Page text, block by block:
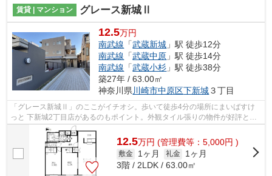
賃貸 | マンション グレース新城Ⅱ
12.5万円
南武線 「武蔵新城 」駅 徒歩12分
南武線 「武蔵中原 」駅 徒歩14分
南武線 「武蔵小杉 」駅 徒歩38分
築27年 / 63.00㎡
神奈川県 川崎市中原区下新城３丁目
「グレース新城Ⅱ」のここがイチオシ。歩いて徒歩4分の場所にまいばすけ
っと 下新城2丁目店があるのもポイント。外観タイル張りの物件が好評とな
っています。ご利用可能な駅が2つあり、...
12.5万円 (管理費等：5,000円 )
敷金 1ヶ月 礼金
1ヶ月
3階 / 2LDK / 63.00㎡